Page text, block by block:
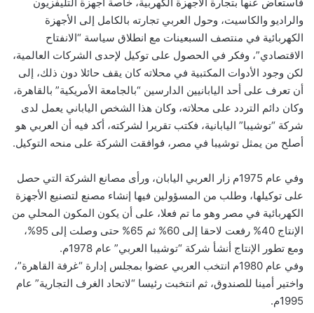
والراديو والكاسيت، وحول العربي تجارته بالكامل إلى الأجهزة
الكهربائية في منتصف السبعينات مع انطلاق سياسة “الانفتاح
الاقتصادي”، وفكر في الحصول على توكيل لإحدى الشركات العالمية،
لكن وجود الأدوات المكتبية في محلاته كان يقف حائلا دون ذلك، إلى
أن تعرف على أحد اليابانيين الدارسين “بالجامعة الأمريكية” بالقاهرة،
وكان دائم التردد على محلاته، وكان هذا الشخص الياباني يعمل لدى
شركة “توشيبا” اليابانية، فكتب تقريرا لشركته، أكد فيه أن العربي هو
أصلح من يمثل توشيبا في مصر، فوافقت الشركة على منحه التوكيل.
وفي عام 1975م زار العربي اليابان، ورأى مصانع الشركة التي حصل
على توكيلها، وطلب من المسؤولين فيها إنشاء مصنع لتصنيع الأجهزة
الكهربائية في مصر وهو ما تم فعلا، على أن يكون المكون المحلي من
الإنتاج 40% رفعت لاحقا إلى 60% ثم 65% حتى وصلت إلى 95%،
ومع تطور الإنتاج أنشأ شركة “توشيبا العربي” عام 1978م.
وفي عام 1980م انتخب العربي عضوا بمجلس إدارة “غرفة القاهرة”،
واختير أمينا للصندوق، ثم انتخبت رئيسا “لاتحاد الغرف التجارية” عام
1995م.